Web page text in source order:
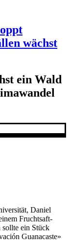
wächst
ein Wald
Daniel
Fruchtsaft-
sollte ein Stück
Guanacaste»